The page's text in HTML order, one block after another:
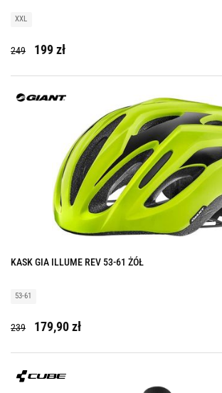
XXL
249 199 zł
KASK GIA ILLUME REV 53-61 ŻÓŁ
53-61
239 179,90 zł